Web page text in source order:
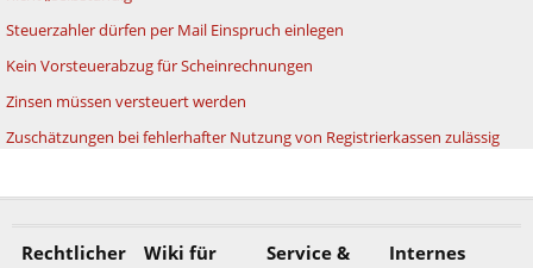
Steuerzahler dürfen per Mail Einspruch einlegen
Kein Vorsteuerabzug für Scheinrechnungen
Zinsen müssen versteuert werden
Zuschätzungen bei fehlerhafter Nutzung von Registrierkassen zulässig
Rechtlicher
Wiki für
Service &
Internes